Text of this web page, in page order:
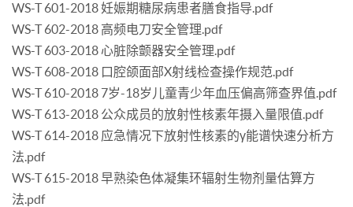
WS-T 601-2018 妊娠期糖尿病患者膳食指导.pdf
WS-T 602-2018 高频电刀安全管理.pdf
WS-T 603-2018 心脏除颤器安全管理.pdf
WS-T 608-2018 口腔颌面部X射线检查操作规范.pdf
WS-T 610-2018 7岁-18岁儿童青少年血压偏高筛查界值.pdf
WS-T 613-2018 公众成员的放射性核素年摄入量限值.pdf
WS-T 614-2018 应急情况下放射性核素的γ能谱快速分析方
法.pdf
WS-T 615-2018 早熟染色体凝集环辐射生物剂量估算方
法.pdf